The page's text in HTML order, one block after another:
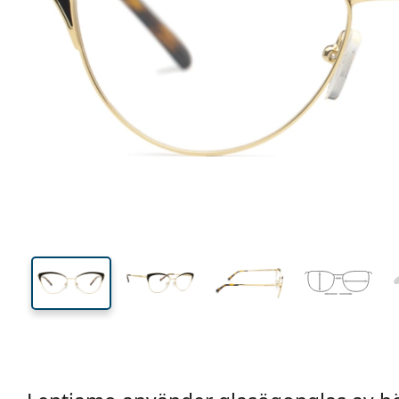
41 mm
Linshöjd
53 mm
Linsbredd
Linsbredd